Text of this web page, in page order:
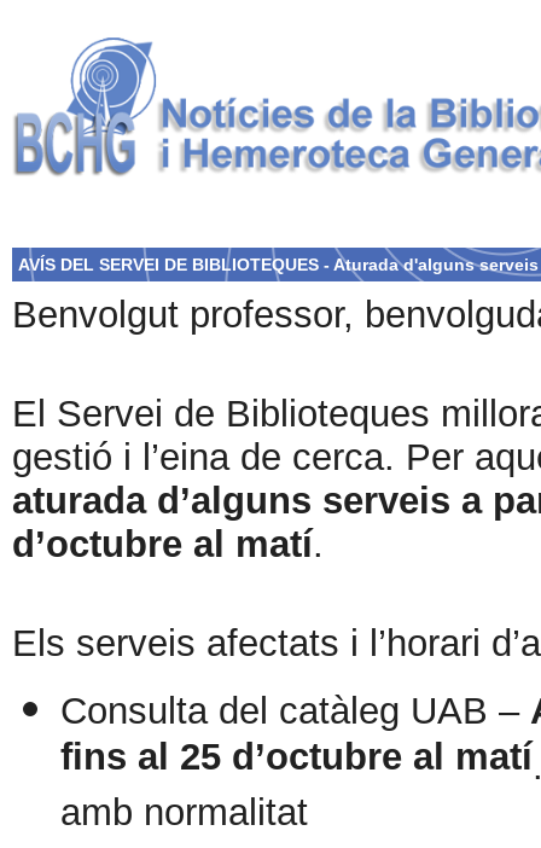
AVÍS DEL SERVEI DE BIBLIOTEQUES - Aturada d'alguns
Benvolgut professor,
El Servei de Biblioteques
gestió i l’eina de cerca. Per
aturada d’alguns serveis a
d’octubre al matí.
Els serveis afectats i l’horari
Consulta del catàleg UAB –
fins al 25 d’octubre al matí
amb normalitat